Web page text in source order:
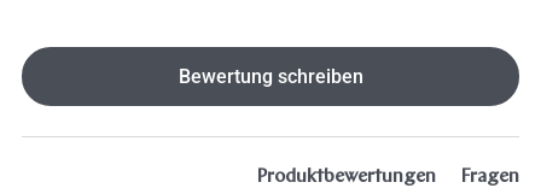
Bewertung schreiben
Produktbewertungen Fragen
New content loaded